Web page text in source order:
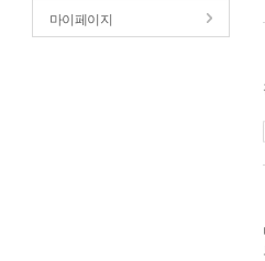
마이페이지